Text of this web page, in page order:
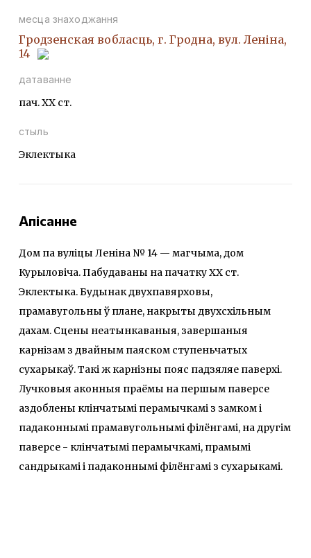
месца знаходжання
Гродзенская вобласць, г. Гродна, вул. Леніна,
14
датаванне
пач. ХХ ст.
стыль
Эклектыка
Апісанне
Дом па вуліцы Леніна № 14 — магчыма, дом
Курыловіча. Пабудаваны на пачатку XX ст.
Эклектыка. Будынак двухпавярховы,
прамавугольны ў плане, накрыты двухсхiльным
дахам. Сцены неатынкаваныя, завершаныя
карнiзам з двайным паяском ступеньчатых
сухарыкаў. Такi ж карнiзны пояс падзяляе паверхi.
Лучковыя аконныя праёмы на першым паверсе
аздоблены клінчатымі перамычкамi з замком i
падаконнымi прамавугольнымі фiлёнгамi, на другiм
паверсе - клінчатымі перамычкамі, прамымi
сандрыкамi i падаконнымi фiлёнгамi з сухарыкамі.